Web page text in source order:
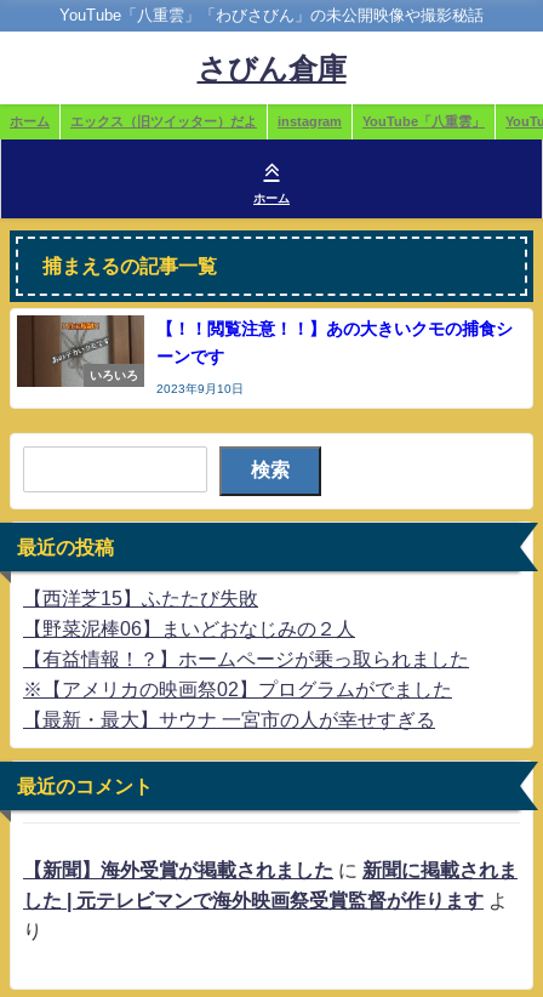
YouTube「八重雲」「わびさびん」の未公開映像や撮影秘話
さびん倉庫
ホーム エックス（旧ツイッター）だよ instagram YouTube「八重雲」
ホーム
捕まえるの記事一覧
いろいろ
【！！閲覧注意！！】あの大きいクモの捕食シ
ーンです
2023年9月10日
検索
最近の投稿
【西洋芝15】ふたたび失敗
【野菜泥棒06】まいどおなじみの２人
【有益情報！？】ホームページが乗っ取られました
※【アメリカの映画祭02】プログラムがでました
【最新・最大】サウナ 一宮市の人が幸せすぎる
最近のコメント
【新聞】海外受賞が掲載されました に 新聞に掲載されま
した | 元テレビマンで海外映画祭受賞監督が作ります よ
り